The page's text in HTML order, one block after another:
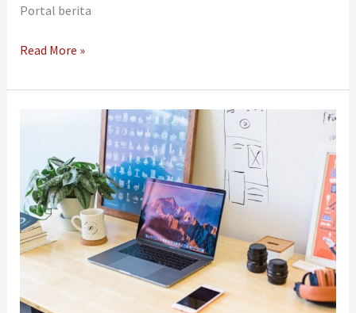
Portal berita
Read More »
Itu
Saja?
Yuk
Buat
Tampilan
Dan